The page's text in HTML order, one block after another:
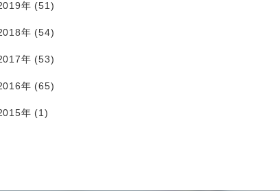
年 (51)
年 (54)
年 (53)
年 (65)
年 (1)